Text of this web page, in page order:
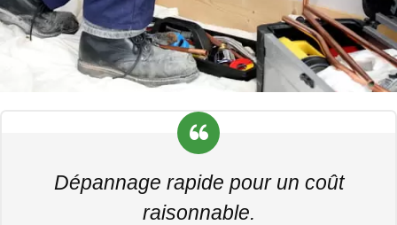
Dépannage rapide pour un coût
raisonnable.